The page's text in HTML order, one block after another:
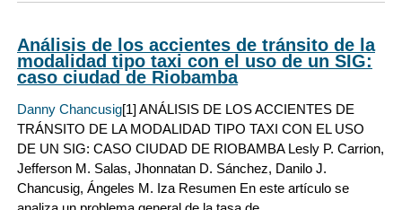
Análisis de los accientes de tránsito de la
modalidad tipo taxi con el uso de un SIG:
caso ciudad de Riobamba
Danny Chancusig[1] ANÁLISIS DE LOS ACCIENTES DE
TRÁNSITO DE LA MODALIDAD TIPO TAXI CON EL USO
DE UN SIG: CASO CIUDAD DE RIOBAMBA Lesly P. Carrion,
Jefferson M. Salas, Jhonnatan D. Sánchez, Danilo J.
Chancusig, Ángeles M. Iza Resumen En este artículo se